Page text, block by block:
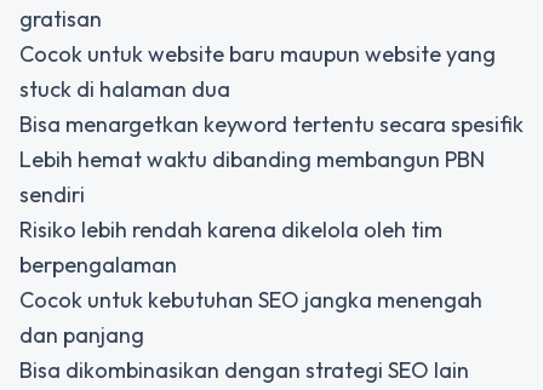
gratisan
Cocok untuk website baru maupun website yang
stuck di halaman dua
Bisa menargetkan keyword tertentu secara spesifik
Lebih hemat waktu dibanding membangun PBN
sendiri
Risiko lebih rendah karena dikelola oleh tim
berpengalaman
Cocok untuk kebutuhan SEO jangka menengah
dan panjang
Bisa dikombinasikan dengan strategi SEO lain